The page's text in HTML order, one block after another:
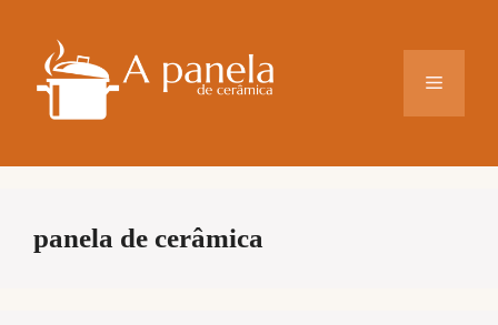
conteúdo
Menu
panela de cerâmica